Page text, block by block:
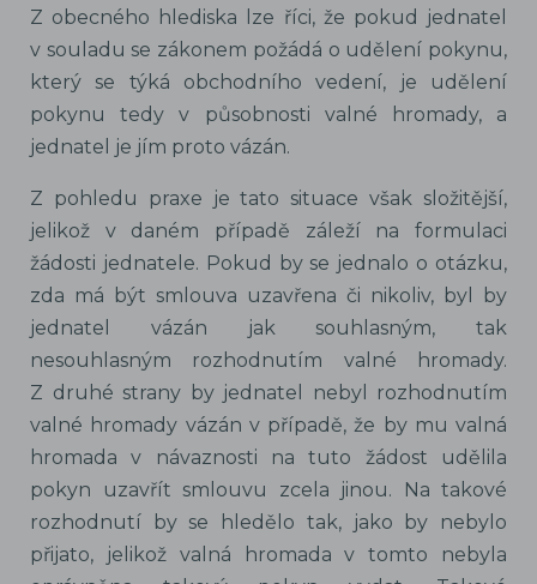
Z obecného hlediska lze říci, že pokud jednatel
v souladu se zákonem požádá o udělení pokynu,
který se týká obchodního vedení, je udělení
pokynu tedy v působnosti valné hromady, a
jednatel je jím proto vázán.
Z pohledu praxe je tato situace však složitější,
jelikož v daném případě záleží na formulaci
žádosti jednatele. Pokud by se jednalo o otázku,
zda má být smlouva uzavřena či nikoliv, byl by
jednatel vázán jak souhlasným, tak
nesouhlasným rozhodnutím valné hromady.
Z druhé strany by jednatel nebyl rozhodnutím
valné hromady vázán v případě, že by mu valná
hromada v návaznosti na tuto žádost udělila
pokyn uzavřít smlouvu zcela jinou. Na takové
rozhodnutí by se hledělo tak, jako by nebylo
přijato, jelikož valná hromada v tomto nebyla